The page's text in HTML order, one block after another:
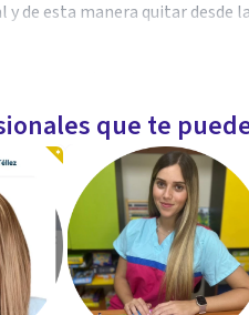
de esta manera quitar desde
libre de contactarme.
que te